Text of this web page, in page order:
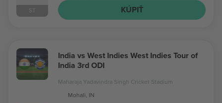
ST
KÚPIŤ
India vs West Indies West Indies Tour of
India 3rd ODI
Maharaja Yadavindra Singh Cricket Stadium
Mohali, IN